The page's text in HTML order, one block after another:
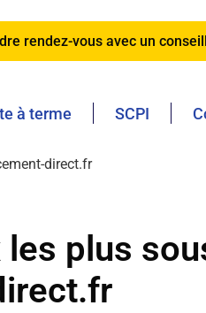
rendez-vous avec un
à terme SCPI
direct.fr
plus